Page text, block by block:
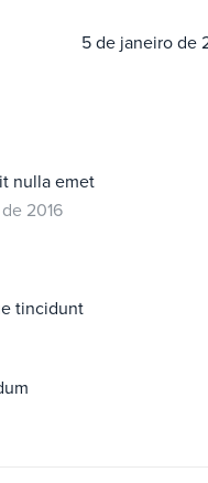
5 de janeiro de
nulla emet
2016
tincidunt